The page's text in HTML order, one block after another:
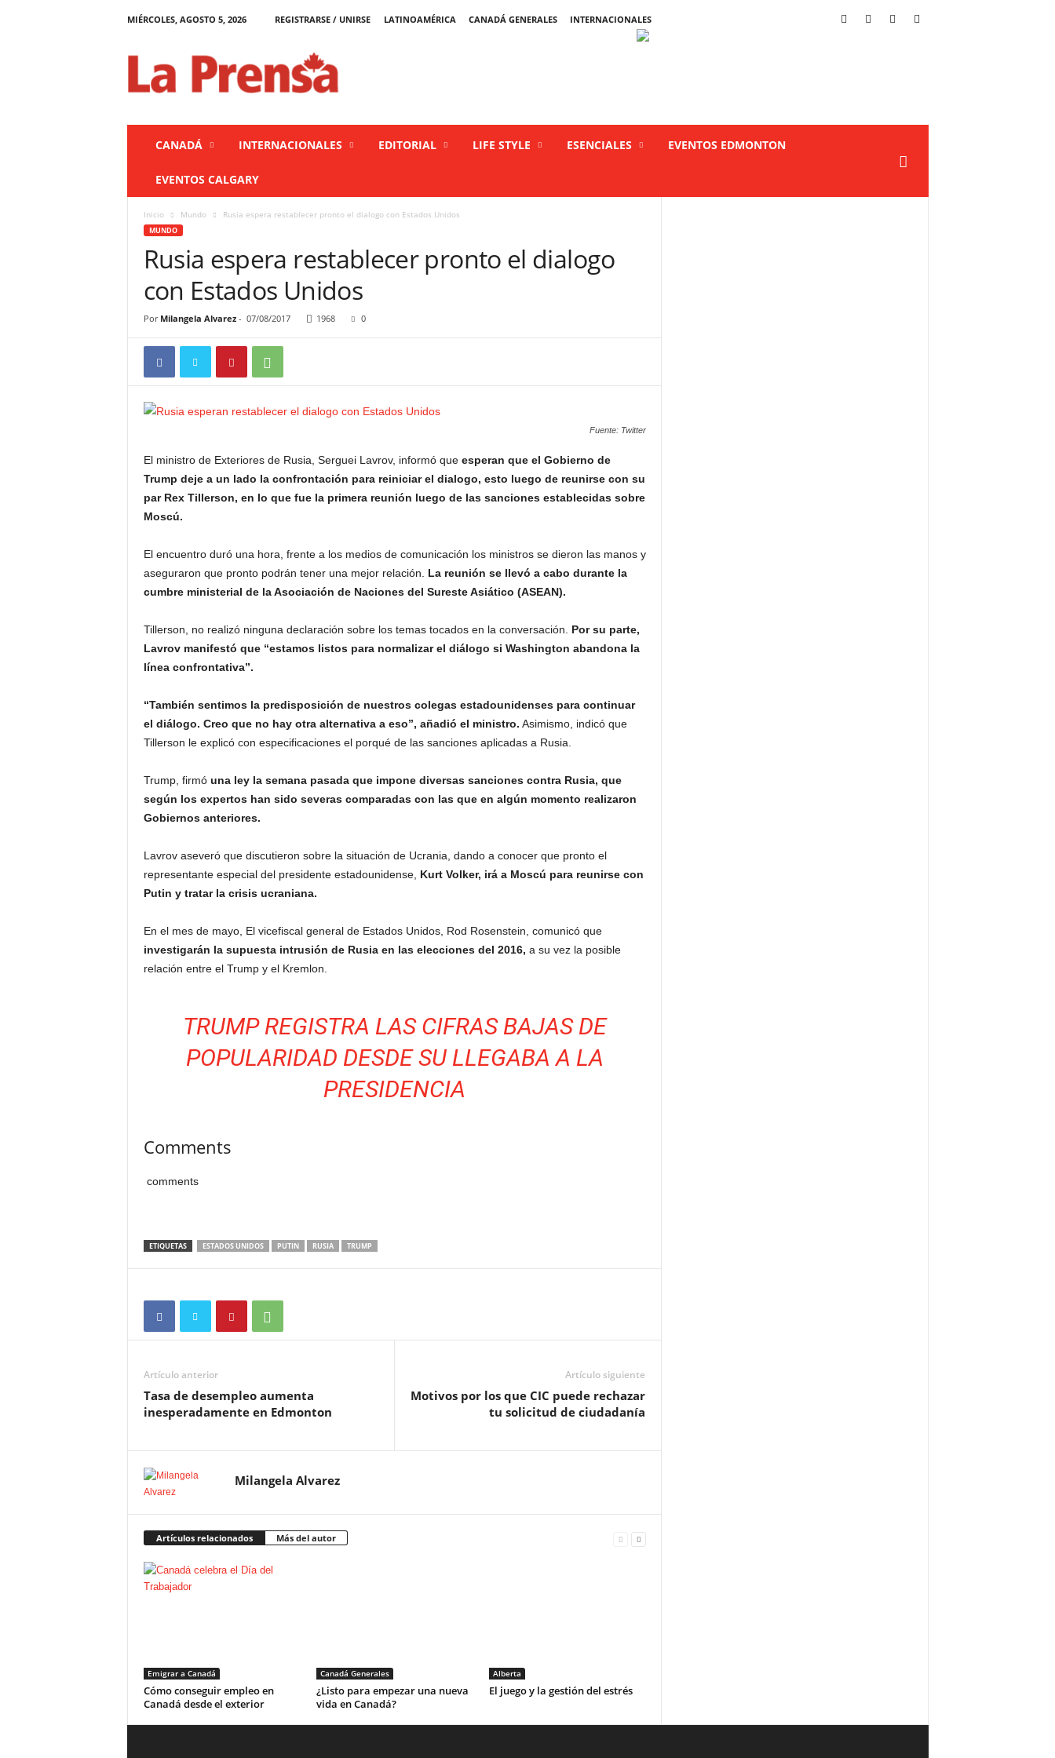
MIÉRCOLES, AGOSTO 5, 2026 REGISTRARSE / UNIRSE LATINOAMÉRICA CANADÁ GENERALES
INTERNACIONALES
a
CANADÁ INTERNACIONALES EDITORIAL LIFE STYLE ESENCIALES EVENTOS EDMONTON
EVENTOS CALGARY
Inicio Mundo Rusia espera restablecer pronto el dialogo con Estados Unidos
MUNDO
Rusia espera restablecer pronto el dialogo
con Estados Unidos
Por Milangela Alvarez- 07/08/2017 1968 0
Fuente: Twitter
El ministro de Exteriores de Rusia, Serguei Lavrov, informó que esperan que el Gobierno de
Trump deje a un lado la confrontación para reiniciar el dialogo, esto luego de reunirse con su
par Rex Tillerson, en lo que fue la primera reunión luego de las sanciones establecidas sobre
Moscú.
El encuentro duró una hora, frente a los medios de comunicación los ministros se dieron las manos y
aseguraron que pronto podrán tener una mejor relación. La reunión se llevó a cabo durante la
cumbre ministerial de la Asociación de Naciones del Sureste Asiático (ASEAN).
Tillerson, no realizó ninguna declaración sobre los temas tocados en la conversación. Por su parte,
Lavrov manifestó que “estamos listos para normalizar el diálogo si Washington abandona la
línea confrontativa”.
“También sentimos la predisposición de nuestros colegas estadounidenses para continuar
el diálogo. Creo que no hay otra alternativa a eso”, añadió el ministro. Asimismo, indicó que
Tillerson le explicó con especificaciones el porqué de las sanciones aplicadas a Rusia.
Trump, firmó una ley la semana pasada que impone diversas sanciones contra Rusia, que
según los expertos han sido severas comparadas con las que en algún momento realizaron
Gobiernos anteriores.
Lavrov aseveró que discutieron sobre la situación de Ucrania, dando a conocer que pronto el
representante especial del presidente estadounidense, Kurt Volker, irá a Moscú para reunirse con
Putin y tratar la crisis ucraniana.
En el mes de mayo, El vicefiscal general de Estados Unidos, Rod Rosenstein, comunicó que
investigarán la supuesta intrusión de Rusia en las elecciones del 2016, a su vez la posible
relación entre el Trump y el Kremlon.
TRUMP REGISTRA LAS CIFRAS BAJAS DE
POPULARIDAD DESDE SU LLEGABA A LA
PRESIDENCIA
Comments
comments
ETIQUETAS ESTADOS UNIDOS PUTIN RUSIA TRUMP
Artículo anterior
Tasa de desempleo aumenta
inesperadamente en Edmonton
Artículo siguiente
Motivos por los que CIC puede rechazar
tu solicitud de ciudadanía
Milangela Alvarez
Artículos relacionados Más del autor
Emigrar a Canadá
Cómo conseguir empleo en
Canadá desde el exterior
Canadá Generales
¿Listo para empezar una nueva
vida en Canadá?
Alberta
El juego y la gestión del estrés